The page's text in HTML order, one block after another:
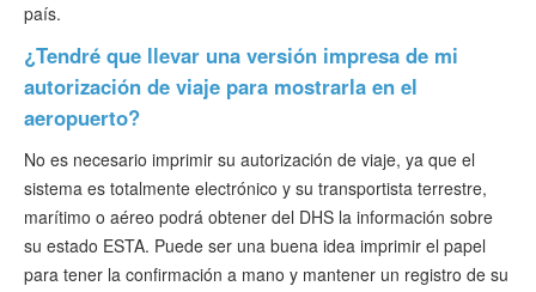
país.
¿Tendré que llevar una versión impresa de mi
autorización de viaje para mostrarla en el
aeropuerto?
No es necesario imprimir su autorización de viaje, ya que el
sistema es totalmente electrónico y su transportista terrestre,
marítimo o aéreo podrá obtener del DHS la información sobre
su estado ESTA. Puede ser una buena idea imprimir el papel
para tener la confirmación a mano y mantener un registro de su